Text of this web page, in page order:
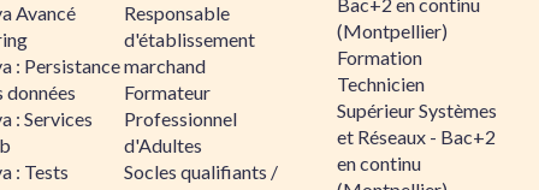
Avancé
: Persistance
données
: Services
: Tests
Responsable
d'établissement
marchand
Formateur
Professionnel
d'Adultes
Socles qualifiants /
(Montpellier)
Formation
Technicien
Supérieur Systèmes
et Réseaux - Bac+2
en continu